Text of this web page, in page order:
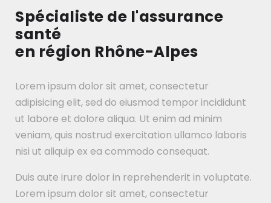
Spécialiste de l'assurance
santé
en région Rhône-Alpes
Lorem ipsum dolor sit amet, consectetur
adipisicing elit, sed do eiusmod tempor incididunt
ut labore et dolore aliqua. Ut enim ad minim
veniam, quis nostrud exercitation ullamco laboris
nisi ut aliquip ex ea commodo consequat.
Duis aute irure dolor in reprehenderit in voluptate.
Lorem ipsum dolor sit amet, consectetur